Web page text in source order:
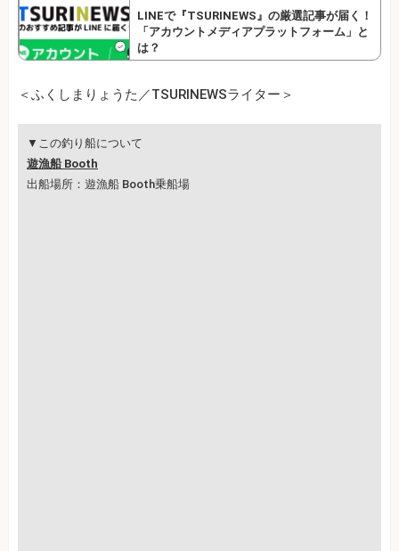
LINEで『TSURINEWS』の厳選記事が届く！
「アカウントメディアプラットフォーム」と
は？
＜ふくしまりょうた／TSURINEWSライター＞
▼この釣り船について
遊漁船 Booth
出船場所：遊漁船 Booth乗船場